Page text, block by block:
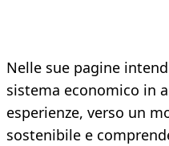
Nelle sue pagine
sistema economico in
esperienze, verso un
sostenibile e